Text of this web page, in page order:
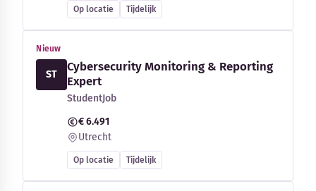
Op locatie Tijdelijk
Nieuw
ST
Cybersecurity Monitoring & Reporting
Expert
StudentJob
€ 6.491
Utrecht
Op locatie Tijdelijk